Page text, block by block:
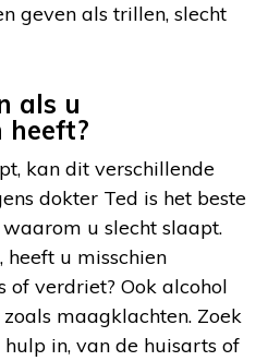
geven als trillen, slecht
als u
heeft?
kan dit verschillende
dokter Ted is het beste
u slecht slaapt.
heeft u misschien
of verdriet? Ook alcohol
maagklachten. Zoek
in, van de huisarts of